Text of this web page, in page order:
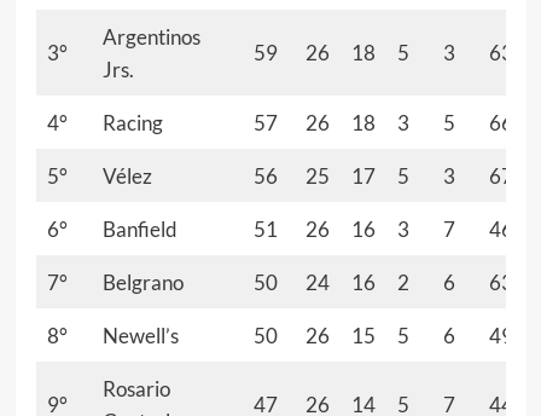
3°
Argentinos
Jrs.
59 26 18 5 3 63
4° Racing 57 26 18 3 5 66
5° Vélez 56 25 17 5 3 67
6° Banfield 51 26 16 3 7 46
7° Belgrano 50 24 16 2 6 63
8° Newell’s 50 26 15 5 6 49
9°
Rosario
47 26 14 5 7 44